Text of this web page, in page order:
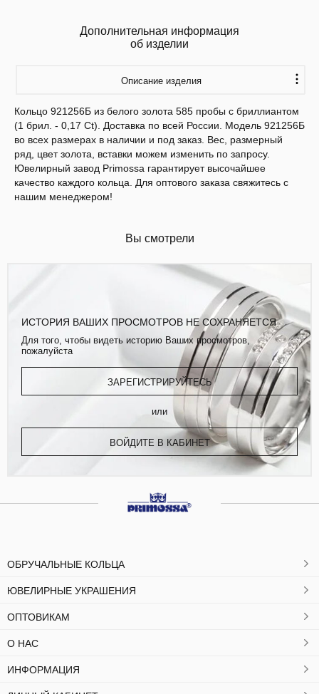
Дополнительная информация
об изделии
Описание изделия
Кольцо 921256Б из белого золота 585 пробы с бриллиантом
(1 брил. - 0,17 Ct). Доставка по всей России. Модель 921256Б
во всех размерах в наличии и под заказ. Вес, размерный
ряд, цвет золота, вставки можем изменить по запросу.
Ювелирный завод Primossa гарантирует высочайшее
качество каждого кольца. Для оптового заказа свяжитесь с
нашим менеджером!
Вы смотрели
ИСТОРИЯ ВАШИХ ПРОСМОТРОВ НЕ СОХРАНЯЕТСЯ
Для того, чтобы видеть историю Ваших просмотров,
пожалуйста
ЗАРЕГИСТРИРУЙТЕСЬ
или
ВОЙДИТЕ В КАБИНЕТ
ОБРУЧАЛЬНЫЕ КОЛЬЦА
ЮВЕЛИРНЫЕ УКРАШЕНИЯ
ОПТОВИКАМ
О НАС
ИНФОРМАЦИЯ